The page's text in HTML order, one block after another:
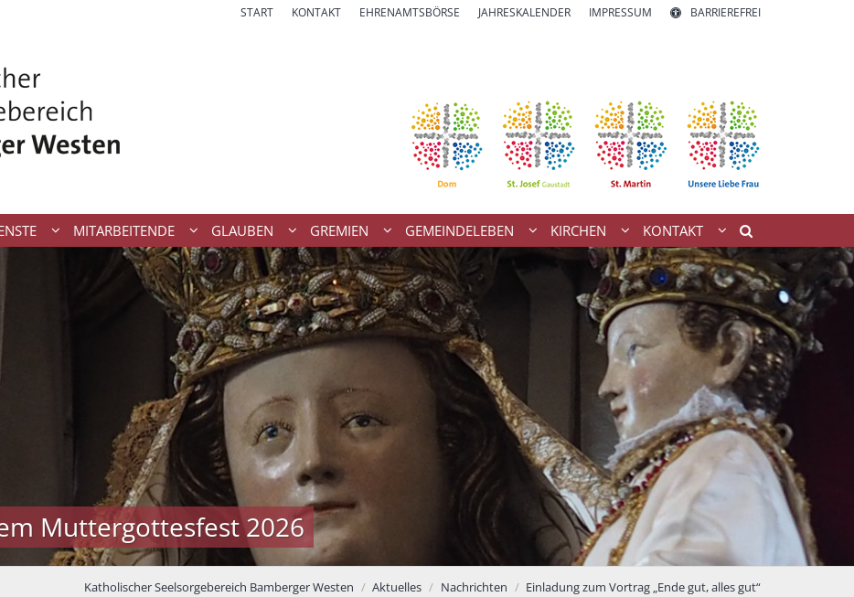
START KONTAKT EHRENAMTSBÖRSE JAHRESKALENDER IMPRESSUM BARRIEREFREI
MITARBEITENDE GLAUBEN GREMIEN GEMEINDELEBEN KIRCHEN KONTAKT
Muttergottesfest 2026
Katholischer Seelsorgebereich Bamberger Westen Aktuelles Nachrichten Einladung zum Vortrag „Ende gut, alles gut“